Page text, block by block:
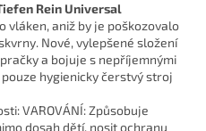
Rein Universal
vláken, aniž by je poškozovalo
Nové, vylepšené složení
a bojuje s nepříjemnými
hygienicky čerstvý stroj
VAROVÁNÍ: Způsobuje
dosah dětí. nosit ochranu